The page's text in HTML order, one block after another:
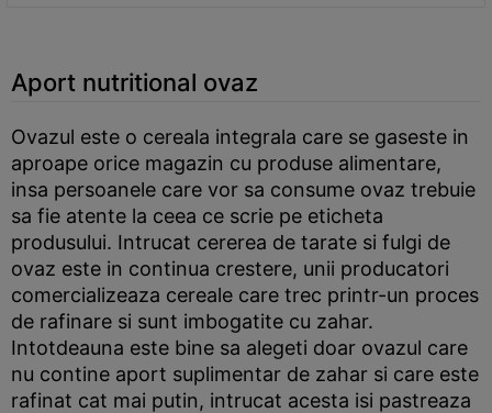
Aport nutritional ovaz
Ovazul este o cereala integrala care se gaseste in
aproape orice magazin cu produse alimentare,
insa persoanele care vor sa consume ovaz trebuie
sa fie atente la ceea ce scrie pe eticheta
produsului. Intrucat cererea de tarate si fulgi de
ovaz este in continua crestere, unii producatori
comercializeaza cereale care trec printr-un proces
de rafinare si sunt imbogatite cu zahar.
Intotdeauna este bine sa alegeti doar ovazul care
nu contine aport suplimentar de zahar si care este
rafinat cat mai putin, intrucat acesta isi pastreaza